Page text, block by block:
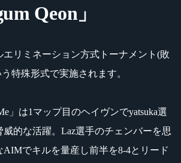
Qeon」
リミネーション方式トーナメント(敗
特殊形式で実施されます。
」は1マップ目のヘイヴンでyatsuka選
的な活躍。Laz選手のチェンバーを思
AIMでキルを量産し前半を8-4とリード